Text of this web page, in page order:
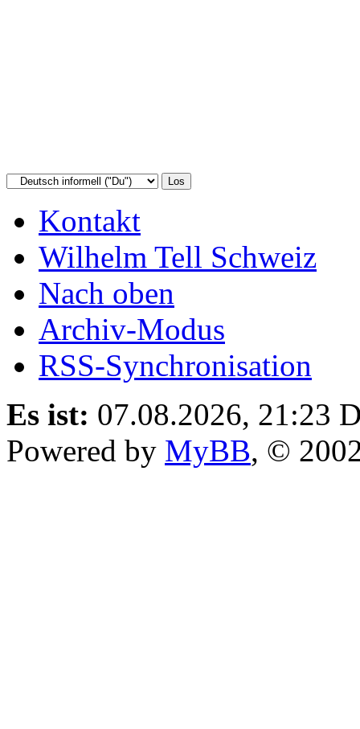
Kontakt
Wilhelm Tell Schweiz
Nach oben
Archiv-Modus
RSS-Synchronisation
Es ist: 07.08.2026, 21:23
Powered by MyBB, ©